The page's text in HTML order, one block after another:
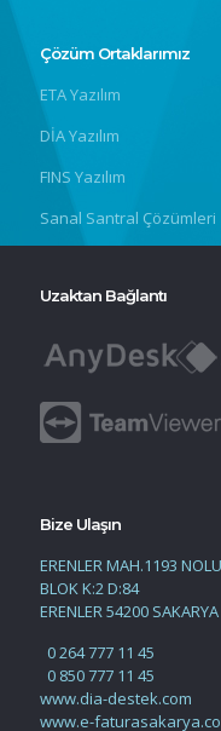
Çözüm Ortaklarımız
ETA Yazılım
DİA Yazılım
FINS Yazılım
Sanal Santral Çözümleri
Uzaktan Bağlantı
Bize Ulaşın
ERENLER MAH.1193
BLOK K:2 D:84
ERENLER 54200
0 264 777 11 45
0 850 777 11 45
www.dia-destek.com
www.e-